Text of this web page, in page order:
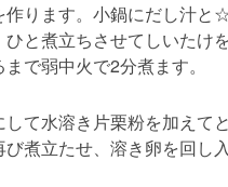
作ります。小鍋にだし汁と
ひと煮立ちさせてしいたけ
まで弱中火で2分煮ます。
して水溶き片栗粉を加えて
び煮立たせ、溶き卵を回し